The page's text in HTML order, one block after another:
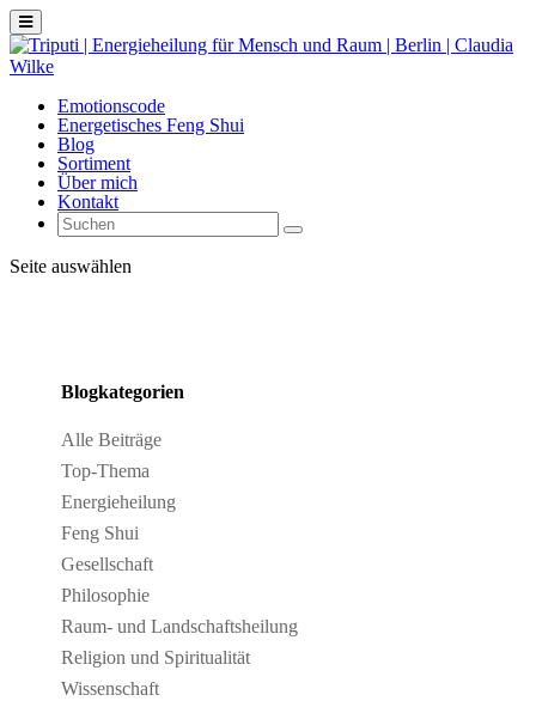
Emotionscode
Energetisches Feng Shui
Blog
Sortiment
Über mich
Kontakt
Seite auswählen
Blogkategorien
Alle Beiträge
Top-Thema
Energieheilung
Feng Shui
Gesellschaft
Philosophie
Raum- und Landschaftsheilung
Religion und Spiritualität
Wissenschaft